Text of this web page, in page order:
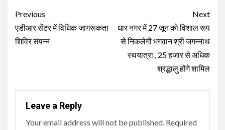
Continue
Reading
Previous
एडीआर सेंटर में विधिक जागरूकता
शिविर संपन्न
Next
धार नगर में 27 जून को विशाल रूप
से निकलेगी भगवान श्री जगन्नाथ
रथयात्रा , 25 हजार से अधिक
श्रद्धालु होंगे शामिल
Leave a Reply
Your email address will not be published. Required